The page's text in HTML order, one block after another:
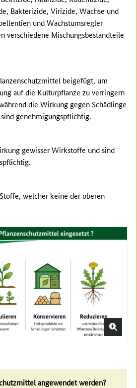
Bakterizide, Virizide, Wachse und
und Wachstumsregler
verschiedene Mischungsbestandteile
beigefügt, um
auf die Kulturpflanze zu verringern
die Wirkung gegen Schädlinge
genehmigungspflichtig.
gewisser Wirkstoffe und sind
welcher keine der oberen
angewendet werden?